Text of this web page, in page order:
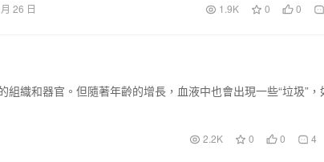
26 日 1.9K 0 0
織和器官。但隨著年齡的增長，血液中也會出現一些“垃圾”，
2.2K 0 0 4